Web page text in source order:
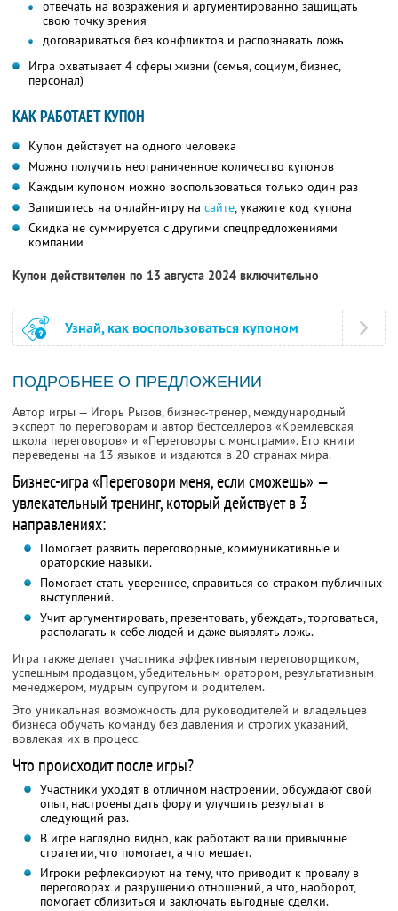
отвечать на возражения и аргументированно защищать
свою точку зрения
договариваться без конфликтов и распознавать ложь
Игра охватывает 4 сферы жизни (семья, социум, бизнес,
персонал)
КАК РАБОТАЕТ КУПОН
Купон действует на одного человека
Можно получить неограниченное количество купонов
Каждым купоном можно воспользоваться только один раз
Запишитесь на онлайн-игру на сайте, укажите код купона
Скидка не суммируется с другими спецпредложениями
компании
Купон действителен по 13 августа 2024 включительно
Узнай, как воспользоваться купоном
ПОДРОБНЕЕ О ПРЕДЛОЖЕНИИ
Автор игры — Игорь Рызов, бизнес-тренер, международный
эксперт по переговорам и автор бестселлеров «Кремлевская
школа переговоров» и «Переговоры с монстрами». Его книги
переведены на 13 языков и издаются в 20 странах мира.
Бизнес-игра «Переговори меня, если сможешь» —
увлекательный тренинг, который действует в 3
направлениях:
Помогает развить переговорные, коммуникативные и
ораторские навыки.
Помогает стать увереннее, справиться со страхом публичных
выступлений.
Учит аргументировать, презентовать, убеждать, торговаться,
располагать к себе людей и даже выявлять ложь.
Игра также делает участника эффективным переговорщиком,
успешным продавцом, убедительным оратором, результативным
менеджером, мудрым супругом и родителем.
Это уникальная возможность для руководителей и владельцев
бизнеса обучать команду без давления и строгих указаний,
вовлекая их в процесс.
Что происходит после игры?
Участники уходят в отличном настроении, обсуждают свой
опыт, настроены дать фору и улучшить результат в
следующий раз.
В игре наглядно видно, как работают ваши привычные
стратегии, что помогает, а что мешает.
Игроки рефлексируют на тему, что приводит к провалу в
переговорах и разрушению отношений, а что, наоборот,
помогает сблизиться и заключать выгодные сделки.